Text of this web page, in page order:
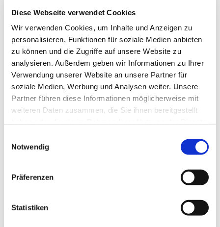
Diese Webseite verwendet Cookies
Wir verwenden Cookies, um Inhalte und Anzeigen zu
personalisieren, Funktionen für soziale Medien anbieten
zu können und die Zugriffe auf unsere Website zu
analysieren. Außerdem geben wir Informationen zu Ihrer
Verwendung unserer Website an unsere Partner für
soziale Medien, Werbung und Analysen weiter. Unsere
Partner führen diese Informationen möglicherweise mit
weiteren Daten zusammen, die Sie ihnen bereitgestellt
Notwendig
Präferenzen
Statistiken